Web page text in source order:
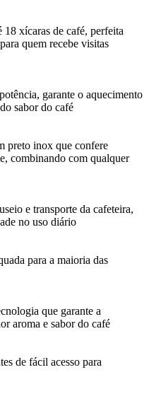
18 xícaras de café, perfeita
quem recebe visitas
garante o aquecimento
sabor do café
preto inox que confere
combinando com qualquer
e transporte da cafeteira,
no uso diário
para a maioria das
que garante a
aroma e sabor do café
de fácil acesso para